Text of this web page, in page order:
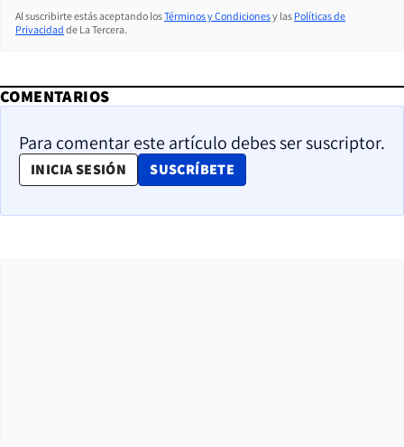
Al suscribirte estás aceptando losTérminos y Condicionesy las Políticas de
Privacidad de La Tercera.
COMENTARIOS
Para comentar este artículo debes ser suscriptor.
INICIA SESIÓN SUSCRÍBETE
OPENS IN NEW WINDOW